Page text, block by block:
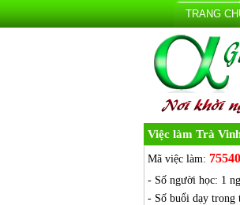
TRANG
Việc làm Trà
Mã việc làm:
- Số người học: 1
- Số buổi dạy trong